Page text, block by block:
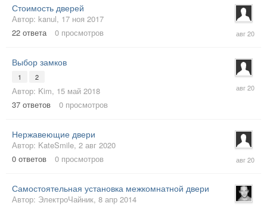
Стоимость дверей
Автор: kanul, 17 ноя 2017
22 ответа 0 просмотров
авг
Выбор замков
1 2
Автор: Kim, 15 май 2018
37 ответов 0 просмотров
авг
Нержавеющие двери
Автор: KateSmile, 2 авг 2020
0 ответов 0 просмотров
авг
Самостоятельная установка межкомнатной двери
Автор: ЭлектроЧайник, 8 апр 2014